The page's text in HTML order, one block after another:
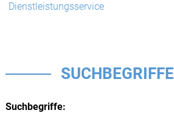
Dienstleistungsservice
SUCHBEGRIFFE
Suchbegriffe: